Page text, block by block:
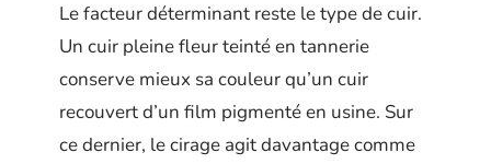
Le facteur déterminant reste le type de cuir.
Un cuir pleine fleur teinté en tannerie
conserve mieux sa couleur qu’un cuir
recouvert d’un film pigmenté en usine. Sur
ce dernier, le cirage agit davantage comme